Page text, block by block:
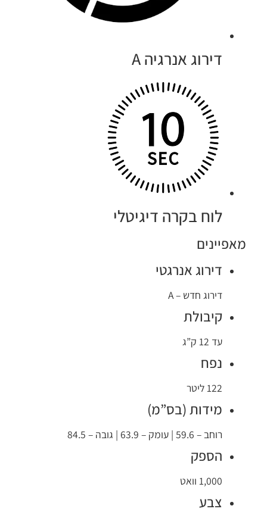
דירוג אנרגיה A
לוח בקרה דיגיטלי
מאפיינים
דירוג אנרגטי
דירוג חדש – A
קיבולת
עד 12 ק”ג
נפח
122 ליטר
מידות (בס”מ)
רוחב – 59.6 | עומק – 63.9 | גובה – 84.5
הספק
1,000 וואט
צבע